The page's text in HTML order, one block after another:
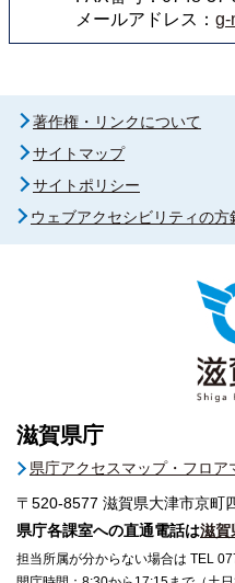
メールアドレス： g-
著作権・リンクについて
サイトマップ
サイトポリシー
ウェブアクセシビリティの方
滋賀県庁
県庁アクセスマップ・フロア
〒520-8577 滋賀県大津市京町
県庁各課室への直通電話は滋賀
担当所属が分からない場合は TEL